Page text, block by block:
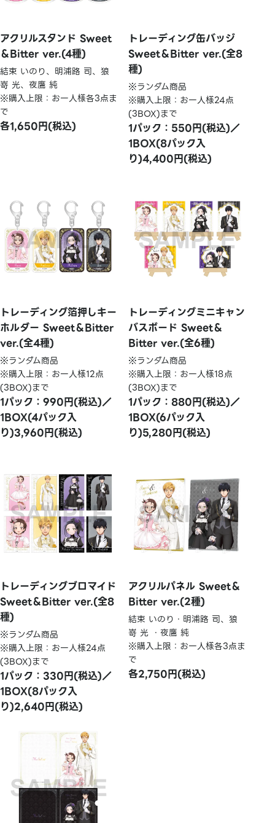
アクリルスタンド Sweet
＆Bitter ver.(4種)
結束 いのり、明浦路 司、狼
嵜 光、夜鷹 純
※購入上限：お一人様各3点ま
で
各1,650円(税込)
トレーディング缶バッジ
Sweet＆Bitter ver.(全8
種)
※ランダム商品
※購入上限：お一人様24点
(3BOX)まで
1パック：550円(税込)／
1BOX(8パック入
り)4,400円(税込)
トレーディング箔押しキー
ホルダー Sweet＆Bitter
ver.(全4種)
※ランダム商品
※購入上限：お一人様12点
(3BOX)まで
1パック：990円(税込)／
1BOX(4パック入
り)3,960円(税込)
トレーディングミニキャン
バスボード Sweet＆
Bitter ver.(全6種)
※ランダム商品
※購入上限：お一人様18点
(3BOX)まで
1パック：880円(税込)／
1BOX(6パック入
り)5,280円(税込)
トレーディングブロマイド
Sweet＆Bitter ver.(全8
種)
※ランダム商品
※購入上限：お一人様24点
(3BOX)まで
1パック：330円(税込)／
1BOX(8パック入
り)2,640円(税込)
アクリルパネル Sweet＆
Bitter ver.(2種)
結束 いのり・明浦路 司、狼
嵜 光 ・夜鷹 純
※購入上限：お一人様各3点ま
で
各2,750円(税込)